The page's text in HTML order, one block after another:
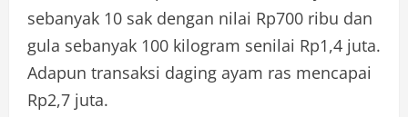
sebanyak 10 sak dengan nilai Rp700 ribu dan
gula sebanyak 100 kilogram senilai Rp1,4 juta.
Adapun transaksi daging ayam ras mencapai
Rp2,7 juta.